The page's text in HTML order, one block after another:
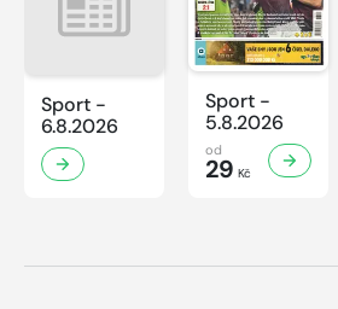
Sport -
6.8.2026
Sport -
5.8.2026
od
29 Kč